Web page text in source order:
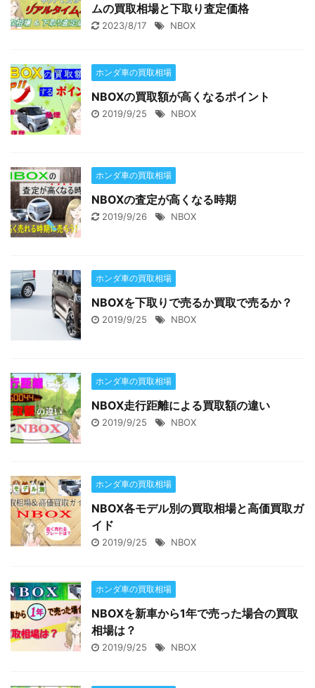
ムの買取相場と下取り査定価格
2023/8/17 NBOX
ホンダ車の買取相場
NBOXの買取額が高くなるポイント
2019/9/25 NBOX
ホンダ車の買取相場
NBOXの査定が高くなる時期
2019/9/26 NBOX
ホンダ車の買取相場
NBOXを下取りで売るか買取で売るか？
2019/9/25 NBOX
ホンダ車の買取相場
NBOX走行距離による買取額の違い
2019/9/25 NBOX
ホンダ車の買取相場
NBOX各モデル別の買取相場と高価買取ガ
イド
2019/9/25 NBOX
ホンダ車の買取相場
NBOXを新車から1年で売った場合の買取
相場は？
2019/9/25 NBOX